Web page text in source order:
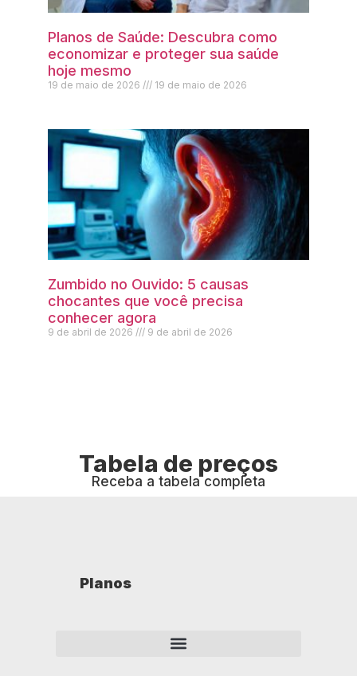
Planos de Saúde: Descubra como
economizar e proteger sua saúde
hoje mesmo
19 de maio de 2026 19 de maio de 2026
Zumbido no Ouvido: 5 causas
chocantes que você precisa
conhecer agora
9 de abril de 2026 9 de abril de 2026
Tabela de preços
Receba a tabela completa
Planos